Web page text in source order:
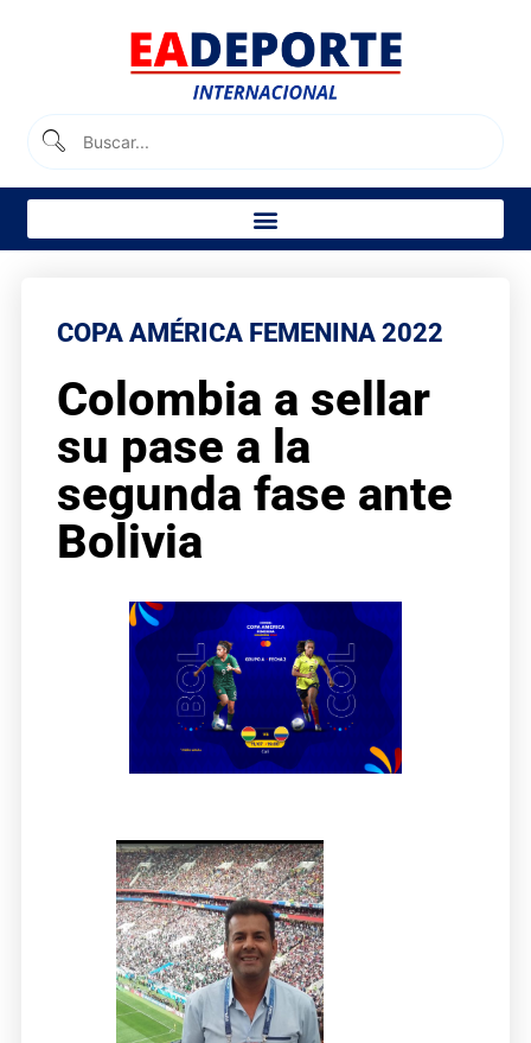
COPA AMÉRICA FEMENINA 2022
Colombia a sellar
su pase a la
segunda fase ante
Bolivia